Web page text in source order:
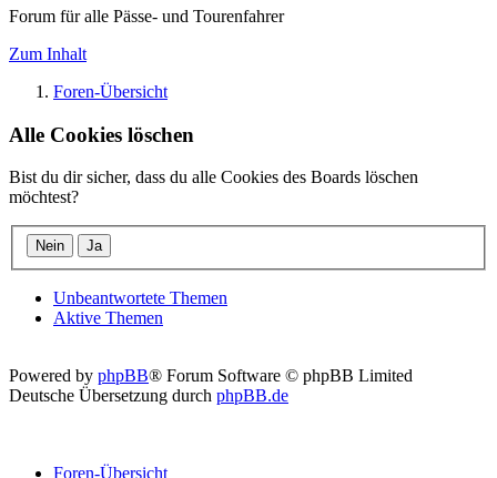
Forum für alle Pässe- und Tourenfahrer
Zum Inhalt
Foren-Übersicht
Alle Cookies löschen
Bist du dir sicher, dass du alle Cookies des Boards löschen
möchtest?
Unbeantwortete Themen
Aktive Themen
Powered by phpBB® Forum Software © phpBB Limited
Deutsche Übersetzung durch phpBB.de
Foren-Übersicht